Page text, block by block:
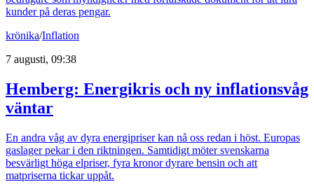
kunder på deras pengar.
krönika/Inflation
7 augusti, 09:38
Hemberg: Energikris och ny inflationsvåg
väntar
En andra våg av dyra energipriser kan nå oss redan i höst. Europas
gaslager pekar i den riktningen. Samtidigt möter svenskarna
besvärligt höga elpriser, fyra kronor dyrare bensin och att
matpriserna tickar uppåt.